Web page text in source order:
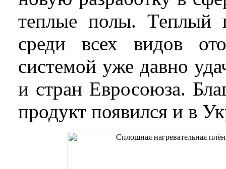
теплые полы. Теплый
среди всех видов
системой уже давно
и стран Евросоюза.
продукт появился и в